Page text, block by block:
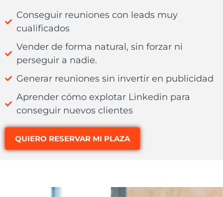
Conseguir reuniones con leads muy
cualificados
Vender de forma natural, sin forzar ni
perseguir a nadie.
Generar reuniones sin invertir en publicidad
Aprender cómo explotar Linkedin para
conseguir nuevos clientes
QUIERO RESERVAR MI PLAZA